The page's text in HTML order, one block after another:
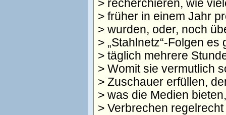
> recherchieren, wie
> früher in einem Jahr
> wurden, oder, noch
> „Stahlnetz“-Folgen
> täglich mehrere
> Womit sie vermutlich
> Zuschauer erfüllen,
> was die Medien
> Verbrechen